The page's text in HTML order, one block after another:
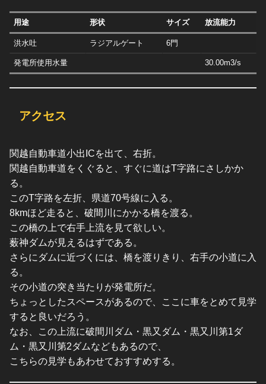
用途 形状 サイズ 放流能力
洪水吐 ラジアルゲート 6門
発電所使用水量 30.00m3/s
アクセス
関越自動車道小出ICを出て、右折。
関越自動車道をくぐると、すぐに道はT字路にさしかか
る。
このT字路を左折、県道70号線に入る。
8kmほど走ると、破間川にかかる橋を渡る。
この橋の上で右手上流を見て欲しい。
薮神ダムが見えるはずである。
さらにダムに近づくには、橋を渡りきり、右手の小道に入
る。
その小道の突き当たりが発電所だ。
ちょっとしたスペースがあるので、ここに車をとめて見学
すると良いだろう。
なお、この上流に破間川ダム・黒又ダム・黒又川第1ダ
ム・黒又川第2ダムなどもあるので、
こちらの見学もあわせておすすめする。